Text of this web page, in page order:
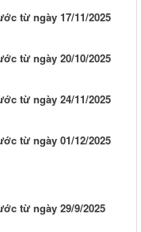
từ ngày 17/11/2025
từ ngày 20/10/2025
từ ngày 24/11/2025
từ ngày 01/12/2025
từ ngày 29/9/2025